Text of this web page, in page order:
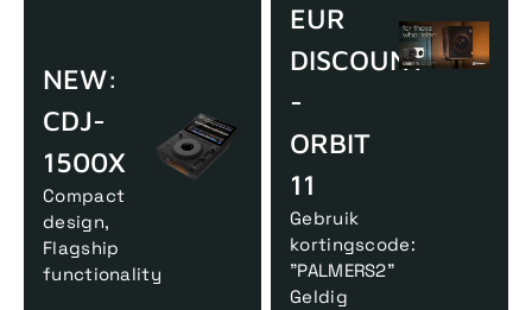
NEW:
CDJ-
1500X
Compact
design,
Flagship
functionality
EUR
DISCOUNT
-
ORBIT
11
Gebruik
kortingscode:
"PALMERS2"
Geldig